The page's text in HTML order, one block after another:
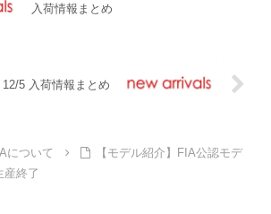
入荷情報まとめ
12/5 入荷情報まとめ
について
【モデル紹介】FIA公認モデ
終了